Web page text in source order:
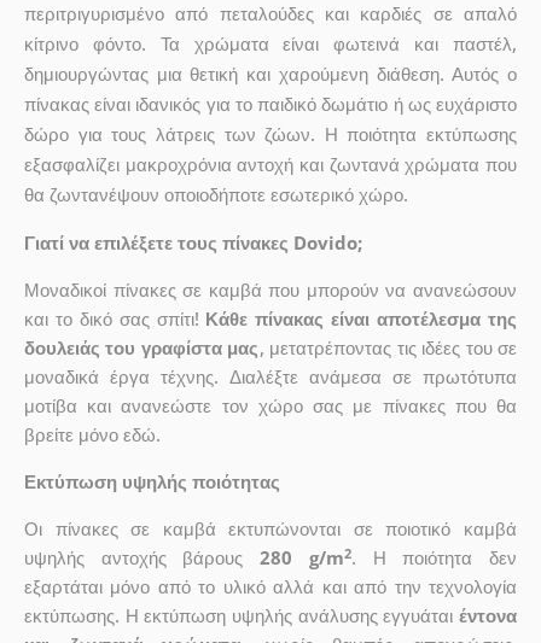
περιτριγυρισμένο από πεταλούδες και καρδιές σε απαλό
κίτρινο φόντο. Τα χρώματα είναι φωτεινά και παστέλ,
δημιουργώντας μια θετική και χαρούμενη διάθεση. Αυτός ο
πίνακας είναι ιδανικός για το παιδικό δωμάτιο ή ως ευχάριστο
δώρο για τους λάτρεις των ζώων. Η ποιότητα εκτύπωσης
εξασφαλίζει μακροχρόνια αντοχή και ζωντανά χρώματα που
θα ζωντανέψουν οποιοδήποτε εσωτερικό χώρο.
Γιατί να επιλέξετε τους πίνακες Dovido;
Μοναδικοί πίνακες σε καμβά που μπορούν να ανανεώσουν
και το δικό σας σπίτι! Κάθε πίνακας είναι αποτέλεσμα της
δουλειάς του γραφίστα μας, μετατρέποντας τις ιδέες του σε
μοναδικά έργα τέχνης. Διαλέξτε ανάμεσα σε πρωτότυπα
μοτίβα και ανανεώστε τον χώρο σας με πίνακες που θα
βρείτε μόνο εδώ.
Εκτύπωση υψηλής ποιότητας
Οι πίνακες σε καμβά εκτυπώνονται σε ποιοτικό καμβά
υψηλής αντοχής βάρους280 g/m2. Η ποιότητα δεν
εξαρτάται μόνο από το υλικό αλλά και από την τεχνολογία
εκτύπωσης. Η εκτύπωση υψηλής ανάλυσης εγγυάταιέντονα